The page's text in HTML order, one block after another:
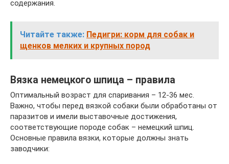
содержания.
Читайте также: Педигри: корм для собак и
щенков мелких и крупных пород
Вязка немецкого шпица – правила
Оптимальный возраст для спаривания – 12-36 мес.
Важно, чтобы перед вязкой собаки были обработаны от
паразитов и имели выставочные достижения,
соответствующие породе собак – немецкий шпиц.
Основные правила вязки, которые должны знать
заводчики: